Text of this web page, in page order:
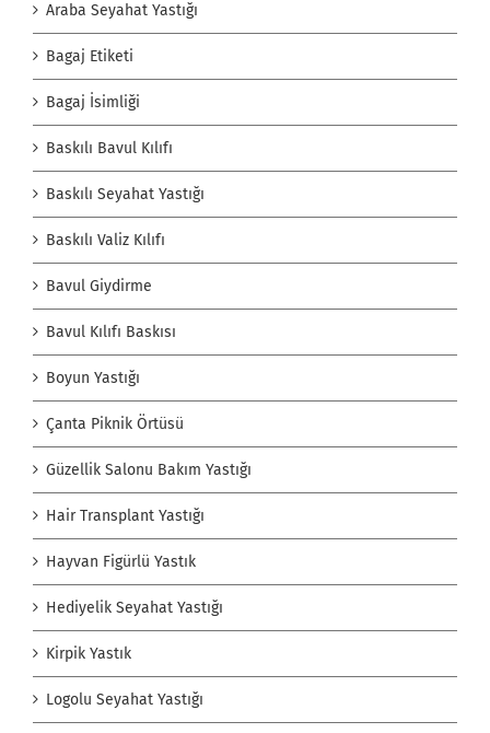
Araba Seyahat Yastığı
Bagaj Etiketi
Bagaj İsimliği
Baskılı Bavul Kılıfı
Baskılı Seyahat Yastığı
Baskılı Valiz Kılıfı
Bavul Giydirme
Bavul Kılıfı Baskısı
Boyun Yastığı
Çanta Piknik Örtüsü
Güzellik Salonu Bakım Yastığı
Hair Transplant Yastığı
Hayvan Figürlü Yastık
Hediyelik Seyahat Yastığı
Kirpik Yastık
Logolu Seyahat Yastığı